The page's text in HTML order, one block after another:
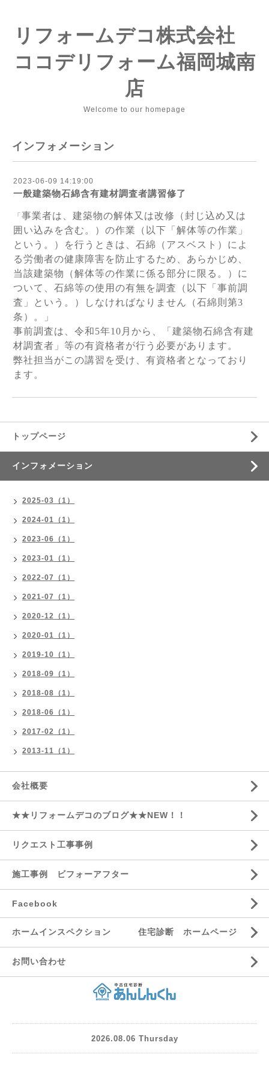
リフォームデコ株式会社
ココデリフォーム福岡城南
店
Welcome to our homepage
インフォメーション
2023-06-09 14:19:00
一般建築物石綿含有建材調査者講習修了
「 事業者は、建築物の解体又は改修（封じ込め又は
囲い込みを含む。）の作業（以下「解体等の作業」
という。）を行うときは、石綿（アスベスト）によ
る労働者の健康障害を防止するため、あらかじめ、
当該建築物（解体等の作業に係る部分に限る。）に
ついて、石綿等の使用の有無を調査（以下「事前調
査」という。）しなければなりません（石綿則第3
条）。」
事前調査は、令和5年10月から、「建築物石綿含有建
材調査者」等の有資格者が行う必要があります。
弊社担当がこの講習を受け、有資格者となっており
ます。
トップページ
インフォメーション
2025-03（1）
2024-01（1）
2023-06（1）
2023-01（1）
2022-07（1）
2021-07（1）
2020-12（1）
2020-01（1）
2019-10（1）
2018-09（1）
2018-08（1）
2018-06（1）
2017-02（1）
2013-11（1）
会社概要
★★リフォームデコのブログ★★NEW！！
リクエスト工事事例
施工事例 ビフォーアフター
Facebook
ホームインスペクション 住宅診断 ホームページ
お問い合わせ
2026.08.06 Thursday